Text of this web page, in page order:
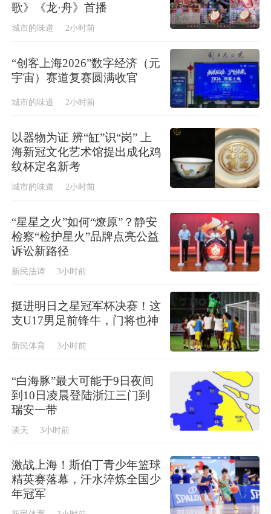
歌》《龙·舟》首播
城市的味道 2小时前
“创客上海2026”数字经济（元
宇宙）赛道复赛圆满收官
城市的味道 2小时前
以器物为证 辨“缸”识“岗” 上
海新冠文化艺术馆提出成化鸡
纹杯定名新考
城市的味道 2小时前
“星星之火”如何“燎原”？静安
检察“检护星火”品牌点亮公益
诉讼新路径
新民法谭 3小时前
挺进明日之星冠军杯决赛！这
支U17男足前锋牛，门将也神
新民体育 3小时前
“白海豚”最大可能于9日夜间
到10日凌晨登陆浙江三门到
瑞安一带
谈天 3小时前
激战上海！斯伯丁青少年篮球
精英赛落幕，汗水淬炼全国少
年冠军